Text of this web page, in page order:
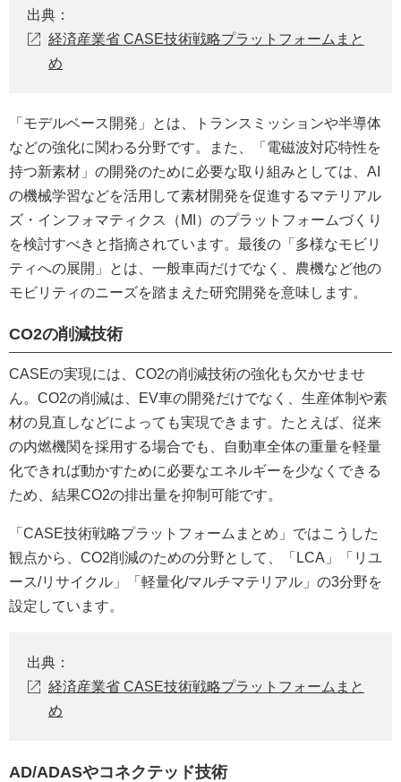
出典：
経済産業省 CASE技術戦略プラットフォームまと
め
「モデルベース開発」とは、トランスミッションや半導体
などの強化に関わる分野です。また、「電磁波対応特性を
持つ新素材」の開発のために必要な取り組みとしては、AI
の機械学習などを活用して素材開発を促進するマテリアル
ズ・インフォマティクス（MI）のプラットフォームづくり
を検討すべきと指摘されています。最後の「多様なモビリ
ティへの展開」とは、一般車両だけでなく、農機など他の
モビリティのニーズを踏まえた研究開発を意味します。
CO2の削減技術
CASEの実現には、CO2の削減技術の強化も欠かせませ
ん。CO2の削減は、EV車の開発だけでなく、生産体制や素
材の見直しなどによっても実現できます。たとえば、従来
の内燃機関を採用する場合でも、自動車全体の重量を軽量
化できれば動かすために必要なエネルギーを少なくできる
ため、結果CO2の排出量を抑制可能です。
「CASE技術戦略プラットフォームまとめ」ではこうした
観点から、CO2削減のための分野として、「LCA」「リユ
ース/リサイクル」「軽量化/マルチマテリアル」の3分野を
設定しています。
出典：
経済産業省 CASE技術戦略プラットフォームまと
め
AD/ADASやコネクテッド技術